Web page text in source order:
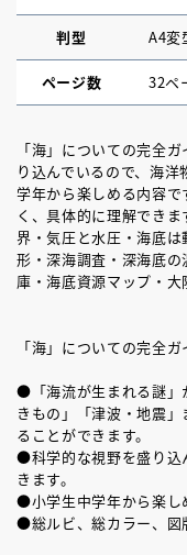
判型 A4変
ページ数 32ペ
「海」についての完全
り込んでいるので、海
学年から楽しめる内容
く、具体的に理解でき
界・気圧と水圧・海底
形・深海調査・深海底
庫・海底資源マップ・
「海」についての完全
●「海流が生まれる謎」
きもの」「津波・地震
ることができます。
●科学的な視野を盛り込
きます。
●小学生中学年から楽し
●総ルビ、総カラー、図